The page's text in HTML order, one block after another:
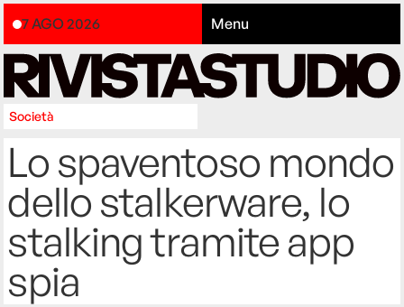
7 AGO 2026 Menu
Società
Lo spaventoso mondo
dello stalkerware, lo
stalking tramite app
spia